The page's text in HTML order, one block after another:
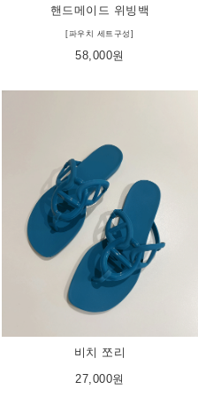
핸드메이드 위빙백
[파우치 세트구성]
58,000원
비치 쪼리
27,000원